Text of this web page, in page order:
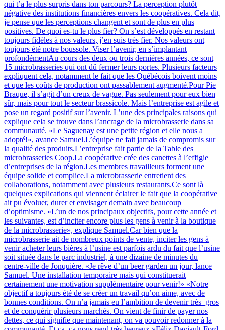
qui t’a le plus surpris dans ton parcours? La perception plutôt
négative des institutions financières envers les coopératives. Cela dit,
je pense que les perceptions changent et sont de plus en plus
positives. De quoi es-tu le plus fier? On s’est développés en restant
toujours fidèles à nos valeurs, j’en suis très fier. Nos valeurs ont
toujours été notre boussole. Viser l’avenir, en s’implantant
profondémentAu cours des deux ou trois dernières années, ce sont
15 microbrasseries qui ont dû fermer leurs portes. Plusieurs facteurs
expliquent cela, notamment le fait que les Québécois boivent moins
et que les coûts de production ont passablement augmenté.Pour Pie
Braque, il s’agit d’un creux de vague. Pas seulement pour eux bien
sûr, mais pour tout le secteur brassicole. Mais l’entreprise est agile et
pose un regard positif sur l’avenir. L’une des principales raisons qui
explique cela se trouve dans l’ancrage de la microbrasserie dans sa
communauté. «Le Saguenay est une petite région et elle nous a
adopté!», avance Samuel.L’équipe ne fait jamais de compromis sur
la qualité des produits.L’entreprise fait partie de la Table des
microbrasseries Coop.La coopérative crée des canettes à l’effigie
d’entreprises de la région.Les membres travailleurs forment une
équipe solide et complice.La microbrasserie entretient des
collaborations, notamment avec plusieurs restaurants.Ce sont là
quelques explications qui viennent éclairer le fait que la coopérative
ait pu évoluer, durer et envisager demain avec beaucoup
d’optimisme. «L’un de nos principaux objectifs, pour cette année et
les suivantes, est d’inciter encore plus les gens à venir à la boutique
de la microbrasserie», explique Samuel.Car bien que la
microbrasserie ait de nombreux points de vente, inciter les gens à
venir acheter leurs bières à l’usine est parfois ardu du fait que l’usine
soit située dans le parc industriel, à une dizaine de minutes du
centre-ville de Jonquière. «Je rêve d’un beer garden un jour, lance
Samuel. Une installation temporaire mais qui constituerait
certainement une motivation supplémentaire pour venir!» «Notre
objectif a toujours été de se créer un travail qu’on aime, avec de
bonnes conditions. On n’a jamais eu l’ambition de devenir très gros
et de conquérir plusieurs marchés. On vient de finir de payer nos
dettes, ce qui signifie que maintenant, on va pouvoir redonner à la